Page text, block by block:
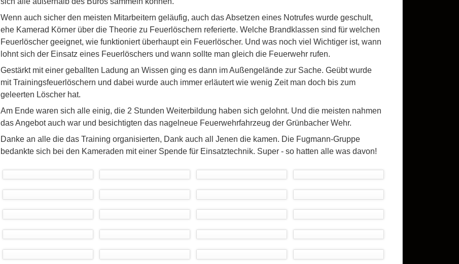
Wenn auch sicher den meisten Mitarbeitern geläufig, auch das Absetzen eines Notrufes wurde geschult,
ehe Kamerad Körner über die Theorie zu Feuerlöschern referierte. Welche Brandklassen sind für welchen
Feuerlöscher geeignet, wie funktioniert überhaupt ein Feuerlöscher. Und was noch viel Wichtiger ist, wann
lohnt sich der Einsatz eines Feuerlöschers und wann sollte man gleich die Feuerwehr rufen.
Gestärkt mit einer geballten Ladung an Wissen ging es dann im Außengelände zur Sache. Geübt wurde
mit Trainingsfeuerlöschern und dabei wurde auch immer erläutert wie wenig Zeit man doch bis zum
geleerten Löscher hat.
Am Ende waren sich alle einig, die 2 Stunden Weiterbildung haben sich gelohnt. Und die meisten nahmen
das Angebot auch war und besichtigten das nagelneue Feuerwehrfahrzeug der Grünbacher Wehr.
Danke an alle die das Training organisierten, Dank auch all Jenen die kamen. Die Fugmann-Gruppe
bedankte sich bei den Kameraden mit einer Spende für Einsatztechnik. Super - so hatten alle was davon!